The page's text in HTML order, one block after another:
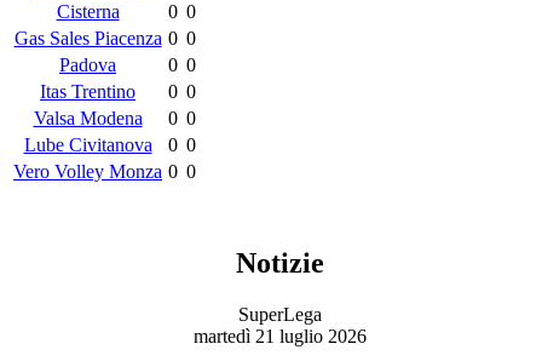
Cisterna
0 0
Gas Sales Piacenza 0 0
Padova
0 0
Itas Trentino
0 0
Valsa Modena
0 0
Lube Civitanova
0 0
Vero Volley Monza 0 0
Notizie
SuperLega
martedì 21 luglio 2026